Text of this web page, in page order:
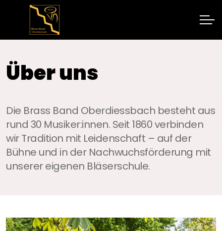
Über uns
Die Brass Band Oberdiessbach besteht aus
rund 30 Musiker:innen. Seit 1860 verbinden
wir Tradition mit Leidenschaft – auf der
Bühne und in der Nachwuchsförderung mit
unserer eigenen Bläserschule.